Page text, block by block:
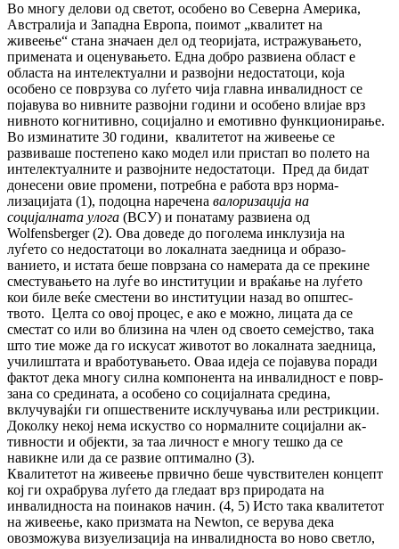
Во многу делови од светот, особено во Се­вер­на Америка,
Австралија и Западна Ев­ро­па, поимот „квалитет на
живеење“ стана зна­ча­ен дел од теоријата, истражувањето,
при­ме­на­та и оценувањето. Една добро развиена об­ласт е
областа на интелектуални и раз­вој­ни недостатоци, која
особено се поврзува со лу­ѓе­то чија главна инвалидност се
појавува во нив­ните развојни години и особено влијае врз
нивното когнитивно, социјално и емо­тив­но функционирање.
Во изминатите 30 години, квалитетот на жи­веење се
развиваше постепено како модел или пристап во полето на
интелектуалните и раз­војните недостатоци. Пред да бидат
до­не­сени овие промени, потребна е работа врз нор­ма­
лизацијата (1), подоцна наречена ва­ло­ри­за­ција на
социјалната улога (ВСУ) и по­на­та­му развиена од
Wolfensberger (2). Ова до­веде до поголема инклузија на
луѓето со не­достатоци во локалната заедница и об­ра­зо­
ванието, и истата беше поврзана со на­ме­ра­та да се прекинe
сместувањето на луѓе во ин­ституции и враќање на луѓето
кои биле веќе сместени во институции назад во оп­штес­
твото. Целта со овој процес, е ако е мож­но, лицата да се
сместат со или во бли­зи­­на на член од своето семејство, така
што тие мо­же да го искусат животот во ло­кал­на­та заед­ница,
училиштата и вработувањето. Оваа идеја се појавува поради
фактот дека мно­гу силна компонента на инвалидност е по­­вр­
зана со средината, а особено со со­ци­јал­ната сре­дина,
вклучувајќи ги опшествените ис­клу­чувања или рестрикции.
Доколку некој не­ма искуство со нормалните социјални ак­
тив­ности и објекти, за таа личност е многу теш­ко да се
навикне или да се развие оп­ти­ма­лно (3).
Квалитетот на живеење првично беше чув­стви­телен концепт
кој ги охрабрува луѓето да гле­да­ат врз природата на
инвалидноста на по­­ина­ков начин. (4, 5) Исто така квалитетот
на жи­вее­ње, како призмата на Newton, се верува дека
овозможува визуелизација на ин­валидноста во ново светло,